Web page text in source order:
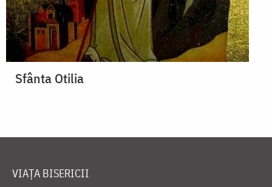
Sfânta Otilia
VIAȚA BISERICII